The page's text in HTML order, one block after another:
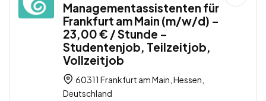
Managementassistenten für
Frankfurt am Main (m/w/d) –
23,00 € / Stunde –
Studentenjob, Teilzeitjob,
Vollzeitjob
60311 Frankfurt am Main, Hessen,
Deutschland